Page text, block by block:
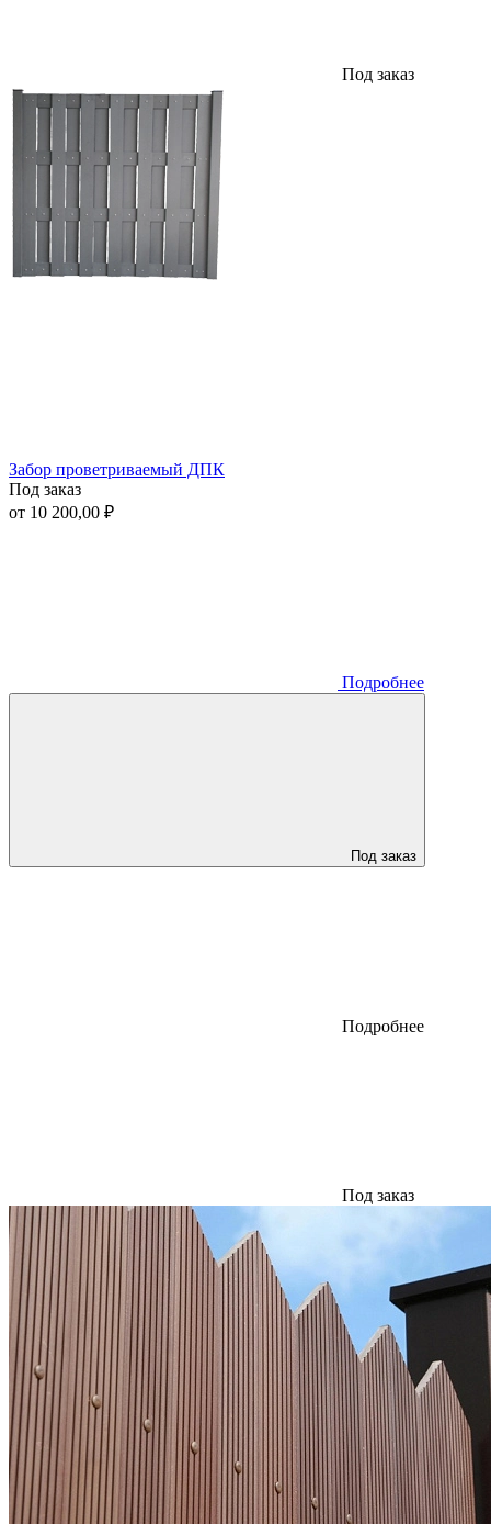
Под заказ
Забор проветриваемый ДПК
Под заказ
от 10 200,00 ₽
Подробнее
Под заказ
Подробнее
Под заказ